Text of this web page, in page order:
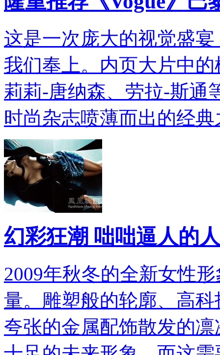
这是一次庞大的视觉盛
我们奉上。内页大片中
莉莉-唐纳森、劳拉-斯通
时尚杂志喷薄而出的经
幻彩狂潮 咄咄逼人的
2009年秋冬的全新女性
量。雕塑般的轮廓、高
夸张的金属配饰散发的